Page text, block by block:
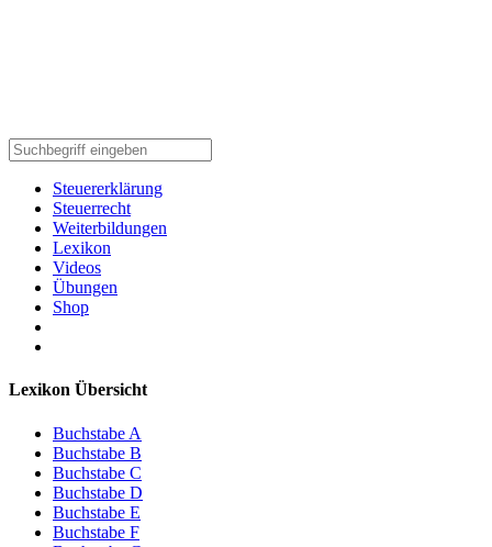
Steuererklärung
Steuerrecht
Weiterbildungen
Lexikon
Videos
Übungen
Shop
Lexikon Übersicht
Buchstabe A
Buchstabe B
Buchstabe C
Buchstabe D
Buchstabe E
Buchstabe F